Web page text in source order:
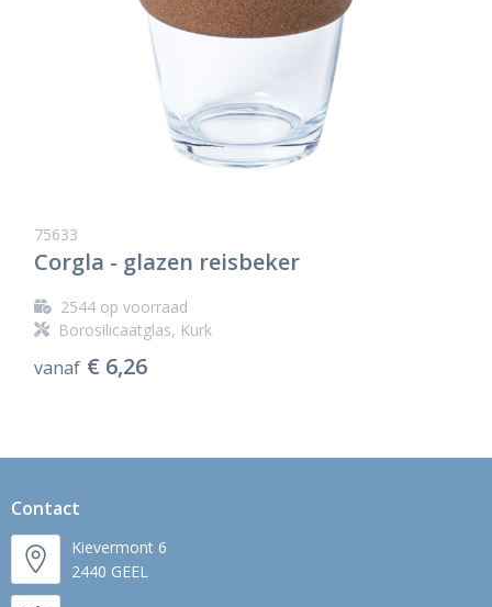
75633
Corgla - glazen reisbeker
2544op voorraad
Borosilicaatglas, Kurk
vanaf € 6,26
Contact
Kievermont 6
2440 GEEL